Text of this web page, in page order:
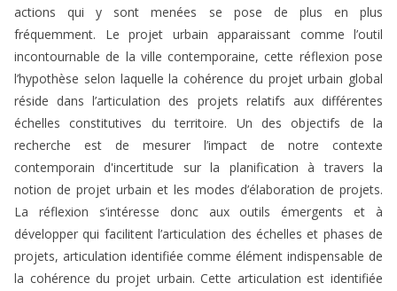
actions qui y sont menées se pose de plus en plus
fréquemment. Le projet urbain apparaissant comme l’outil
incontournable de la ville contemporaine, cette réflexion pose
l’hypothèse selon laquelle la cohérence du projet urbain global
réside dans l’articulation des projets relatifs aux différentes
échelles constitutives du territoire. Un des objectifs de la
recherche est de mesurer l’impact de notre contexte
contemporain d'incertitude sur la planification à travers la
notion de projet urbain et les modes d’élaboration de projets.
La réflexion s’intéresse donc aux outils émergents et à
développer qui facilitent l’articulation des échelles et phases de
projets, articulation identifiée comme élément indispensable de
la cohérence du projet urbain. Cette articulation est identifiée